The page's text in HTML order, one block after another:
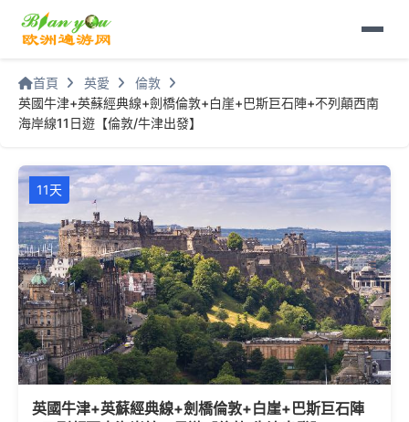
首頁 英愛
倫敦
英國牛津+英蘇經典線+劍橋倫敦+白崖+巴斯巨石陣+不列顛西南
海岸線11日遊【倫敦/牛津出發】
11天
英國牛津+英蘇經典線+劍橋倫敦+白崖+巴斯巨石陣